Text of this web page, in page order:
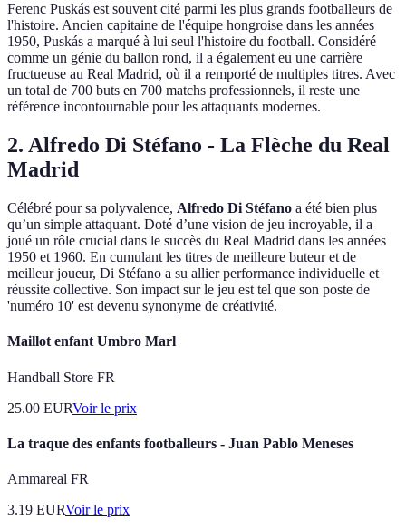
Ferenc Puskás est souvent cité parmi les plus grands footballeurs de
l'histoire. Ancien capitaine de l'équipe hongroise dans les années
1950, Puskás a marqué à lui seul l'histoire du football. Considéré
comme un génie du ballon rond, il a également eu une carrière
fructueuse au Real Madrid, où il a remporté de multiples titres. Avec
un total de 700 buts en 700 matchs professionnels, il reste une
référence incontournable pour les attaquants modernes.
2. Alfredo Di Stéfano - La Flèche du Real
Madrid
Célébré pour sa polyvalence, Alfredo Di Stéfano a été bien plus
qu’un simple attaquant. Doté d’une vision de jeu incroyable, il a
joué un rôle crucial dans le succès du Real Madrid dans les années
1950 et 1960. En cumulant les titres de meilleure buteur et de
meilleur joueur, Di Stéfano a su allier performance individuelle et
réussite collective. Son impact sur le jeu est tel que son poste de
'numéro 10' est devenu synonyme de créativité.
Maillot enfant Umbro Marl
Handball Store FR
25.00 EURVoir le prix
La traque des enfants footballeurs - Juan Pablo Meneses
Ammareal FR
3.19 EURVoir le prix